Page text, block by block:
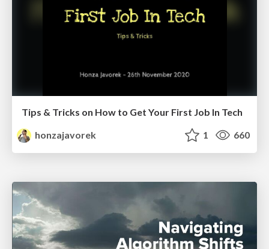
Tips & Tricks on How to Get Your First Job In Tech
honzajavorek
1 660